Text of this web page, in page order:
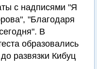
с надписями "Я
"Благодаря
В
образовались
развязки Кибуц